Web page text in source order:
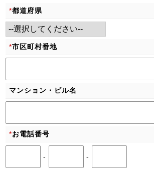
*都道府県
*市区町村番地
マンション・ビル名
*お電話番号
- -